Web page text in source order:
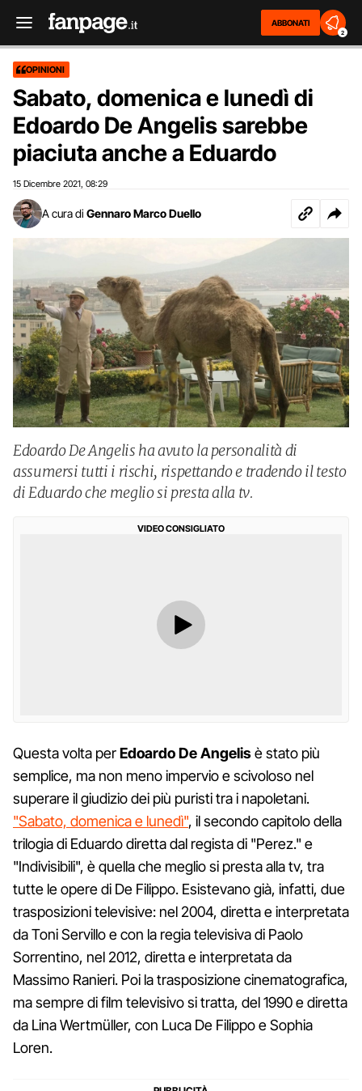
ABBONATI
2
OPINIONI
Sabato, domenica e lunedì di
Edoardo De Angelis sarebbe
piaciuta anche a Eduardo
15 Dicembre 2021 08:29
A cura di Gennaro Marco Duello
Edoardo De Angelis ha avuto la personalità di
assumersi tutti i rischi, rispettando e tradendo il testo
di Eduardo che meglio si presta alla tv.
VIDEO CONSIGLIATO
Questa volta perEdoardoDeAngelisè stato più
semplice, ma non meno impervio e scivoloso nel
superare il giudizio dei più puristi tra i napoletani.
"Sabato, domenica e lunedì", il secondo capitolo della
trilogia di Eduardo diretta dal regista di "Perez." e
"Indivisibili", è quella che meglio si presta alla tv, tra
tutte le opere di De Filippo. Esistevano già, infatti, due
trasposizioni televisive: nel 2004, diretta e interpretata
da Toni Servillo e con la regia televisiva di Paolo
Sorrentino, nel 2012, diretta e interpretata da
Massimo Ranieri. Poi la trasposizione cinematografica,
ma sempre di film televisivo si tratta, del 1990 e diretta
da Lina Wertmüller, con Luca De Filippo e Sophia
Loren.